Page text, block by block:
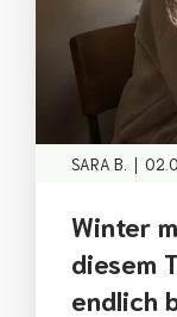
SARA B. |
Winter
diesem
endlich